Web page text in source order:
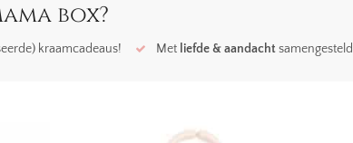
box?
kraamcadeaus! Met liefde & aandachtsamengesteld